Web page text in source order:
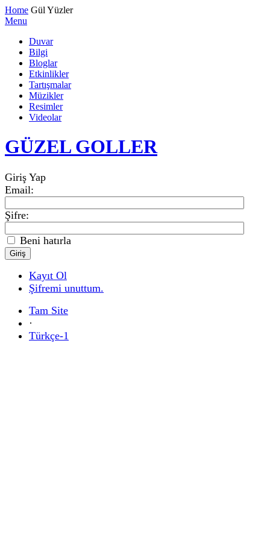
Home Gül Yüzler
Menu
Duvar
Bilgi
Bloglar
Etkinlikler
Tartışmalar
Müzikler
Resimler
Videolar
GÜZEL GOLLER
Giriş Yap
Email:
Şifre:
Beni hatırla
Kayıt Ol
Şifremi unuttum.
Tam Site
·
Türkçe-1